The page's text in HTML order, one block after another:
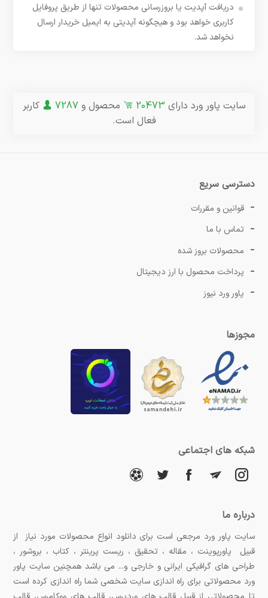
دریافت آپدیت یا بروزرسانی محصولات تنها از طریق پروفایل
کاربری خواهد بود و هیچگونه آپدیتی به ایمیل خریدار ارسال
نخواهد شد.
سایت پاور ورد دارای 20473 محصول و7287
کاربر
فعال است.
دسترسی سریع
قوانین و مقررات
تماس با ما
محصولات بروز شده
پرداخت محصول با ارز دیجیتال
پاور ورد نیوز
مجوزها
شبکه های اجتماعی
درباره ما
سایت پاور ورد مرجعی است برای دانلود انواع محصولات مورد نیاز از
قبیل پاورپوینت ، مقاله ، تحقیق ، ریست پرینتر ، کتاب ، بروشور ،
طراحی های گرافیکی ایرانی و خارجی و... می باشد همچنین سایت پاور
ورد محصولاتی برای راه اندازی سایت شخصی شما راه اندازی کرده است